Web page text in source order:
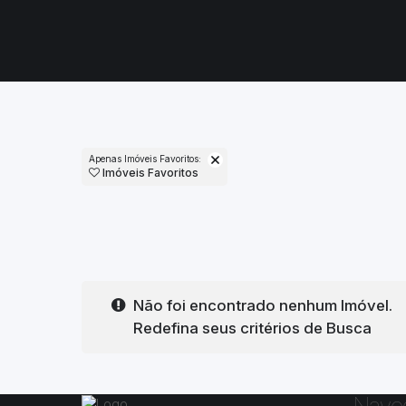
Apenas Imóveis Favoritos:
Imóveis Favoritos
Não foi encontrado nenhum Imóvel.
Redefina seus critérios de Busca